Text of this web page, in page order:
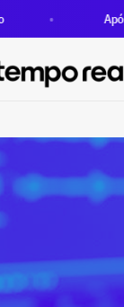
Após decisão do